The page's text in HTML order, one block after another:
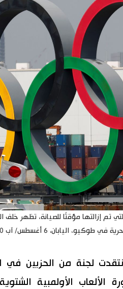
التي تم إزالتها مؤقتًا للصيانة، تظهر
6 أغسطس/ آب 2020. رويترز / كيم كيونغ هون.
لجنة من الحزبين في